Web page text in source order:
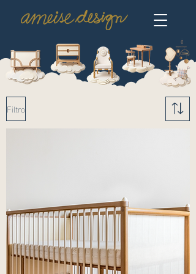
Filtro